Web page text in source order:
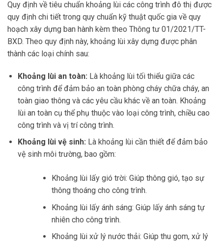
Quy định về tiêu chuẩn khoảng lùi các công trình đô thị được
quy định chi tiết trong quy chuẩn kỹ thuật quốc gia về quy
hoạch xây dựng ban hành kèm theo Thông tư 01/2021/TT-
BXD. Theo quy định này, khoảng lùi xây dựng được phân
thành các loại chính sau:
Khoảng lùi an toàn: Là khoảng lùi tối thiểu giữa các
công trình để đảm bảo an toàn phòng cháy chữa cháy, an
toàn giao thông và các yêu cầu khác về an toàn. Khoảng
lùi an toàn cụ thể phụ thuộc vào loại công trình, chiều cao
công trình và vị trí công trình.
Khoảng lùi vệ sinh: Là khoảng lùi cần thiết để đảm bảo
vệ sinh môi trường, bao gồm:
Khoảng lùi lấy gió trời: Giúp thông gió, tạo sự
thông thoáng cho công trình.
Khoảng lùi lấy ánh sáng: Giúp lấy ánh sáng tự
nhiên cho công trình.
Khoảng lùi xử lý nước thải: Giúp thu gom, xử lý